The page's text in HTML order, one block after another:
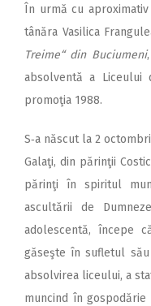
În urmă cu
tânăra Vasilica
Treime“ din Buciumeni
absolventă a Liceului
promoţia 1988.
S‑a născut la 2
Galaţi, din părinţii
părinţi în spiritul
ascultării de
adolescentă, începe
găseşte în sufletul
absolvirea liceului, a
muncind în gospodărie